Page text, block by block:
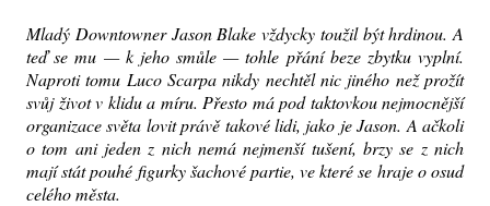
Mladý Downtowner Jason Blake vždycky toužil být hrdinou. A
teď se mu — k jeho smůle — tohle přání beze zbytku vyplní.
Naproti tomu Luco Scarpa nikdy nechtěl nic jiného než prožít
svůj život v klidu a míru. Přesto má pod taktovkou nejmocnější
organizace světa lovit právě takové lidi, jako je Jason. A ačkoli
o tom ani jeden z nich nemá nejmenší tušení, brzy se z nich
mají stát pouhé figurky šachové partie, ve které se hraje o osud
celého města.